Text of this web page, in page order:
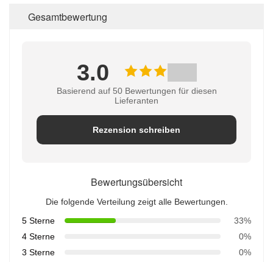
Gesamtbewertung
3.0
Basierend auf 50 Bewertungen für diesen
Lieferanten
Rezension schreiben
Bewertungsübersicht
Die folgende Verteilung zeigt alle Bewertungen.
5 Sterne
33%
4 Sterne
0%
3 Sterne
0%